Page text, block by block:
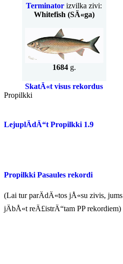
Terminator izvilka zivi:
Whitefish (SÄ«ga)
1684 g.
SkatÄ«t visus rekordus
Propilkki
LejuplÄdÄ“t Propilkki 1.9
Propilkki Pasaules rekordi
(Lai tur parÄdÄ«tos jÅ«su zivis, jums
jÄbÅ«t reÄ£istrÄ“tam PP rekordiem)